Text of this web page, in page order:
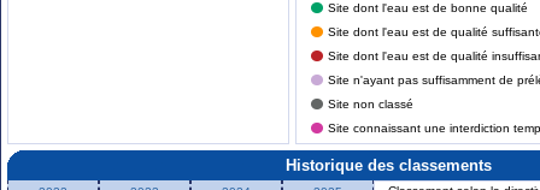
Site dont l'eau est de bonne qualité
Site dont l'eau est de qualité
Site dont l'eau est de qualité
Site n'ayant pas suffisamment de
Site non classé
Site connaissant une interdiction
Historique des classements